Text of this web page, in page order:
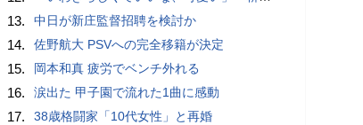
13. 中日が新庄監督招聘を検討か
14. 佐野航大 PSVへの完全移籍が決定
15. 岡本和真 疲労でベンチ外れる
16. 涙出た 甲子園で流れた1曲に感動
17. 38歳格闘家「10代女性」と再婚